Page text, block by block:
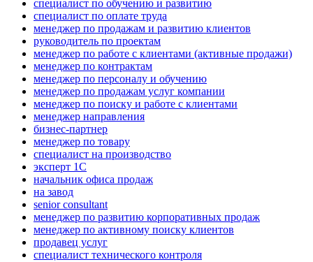
специалист по обучению и развитию
специалист по оплате труда
менеджер по продажам и развитию клиентов
руководитель по проектам
менеджер по работе с клиентами (активные продажи)
менеджер по контрактам
менеджер по персоналу и обучению
менеджер по продажам услуг компании
менеджер по поиску и работе с клиентами
менеджер направления
бизнес-партнер
менеджер по товару
специалист на производство
эксперт 1С
начальник офиса продаж
на завод
senior consultant
менеджер по развитию корпоративных продаж
менеджер по активному поиску клиентов
продавец услуг
специалист технического контроля